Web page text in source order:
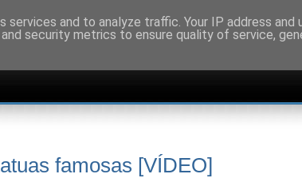
famosas [VÍDEO]
and to analyze traffic. Your IP address and
security metrics to ensure quality of service,